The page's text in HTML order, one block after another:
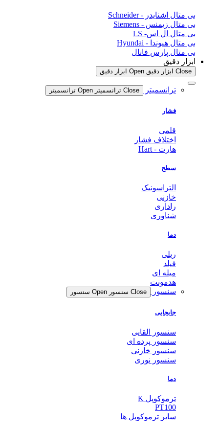
بی متال اشنایدر - Schneider
بی متال زیمنس - Siemens
بی متال ال اس- LS
بی متال هیوندا - Hyundai
بی متال پارس فانال
ابزار دقیق
Close ابزار دقیق Open ابزار دقیق
ترانسمیتر Close ترانسمیتر Open ترانسمیتر
فشار
قلمی
اختلاف فشار
هارت - Hart
سطح
التراسونیک
خازنی
راداری
شناوری
دما
ریلی
فیلد
میله ای
هدمونت
سنسور
Close سنسور Open سنسور
جابجایی
سنسور القایی
سنسور پرده ای
سنسور خازنی
سنسور نوری
دما
ترموکوپل K
PT100
سایر ترموکوپل ها